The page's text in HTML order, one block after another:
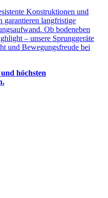
Konstruktionen und
garantieren langfristige
Ob bodeneben
– unsere Sprunggeräte
und Bewegungsfreude bei
höchsten